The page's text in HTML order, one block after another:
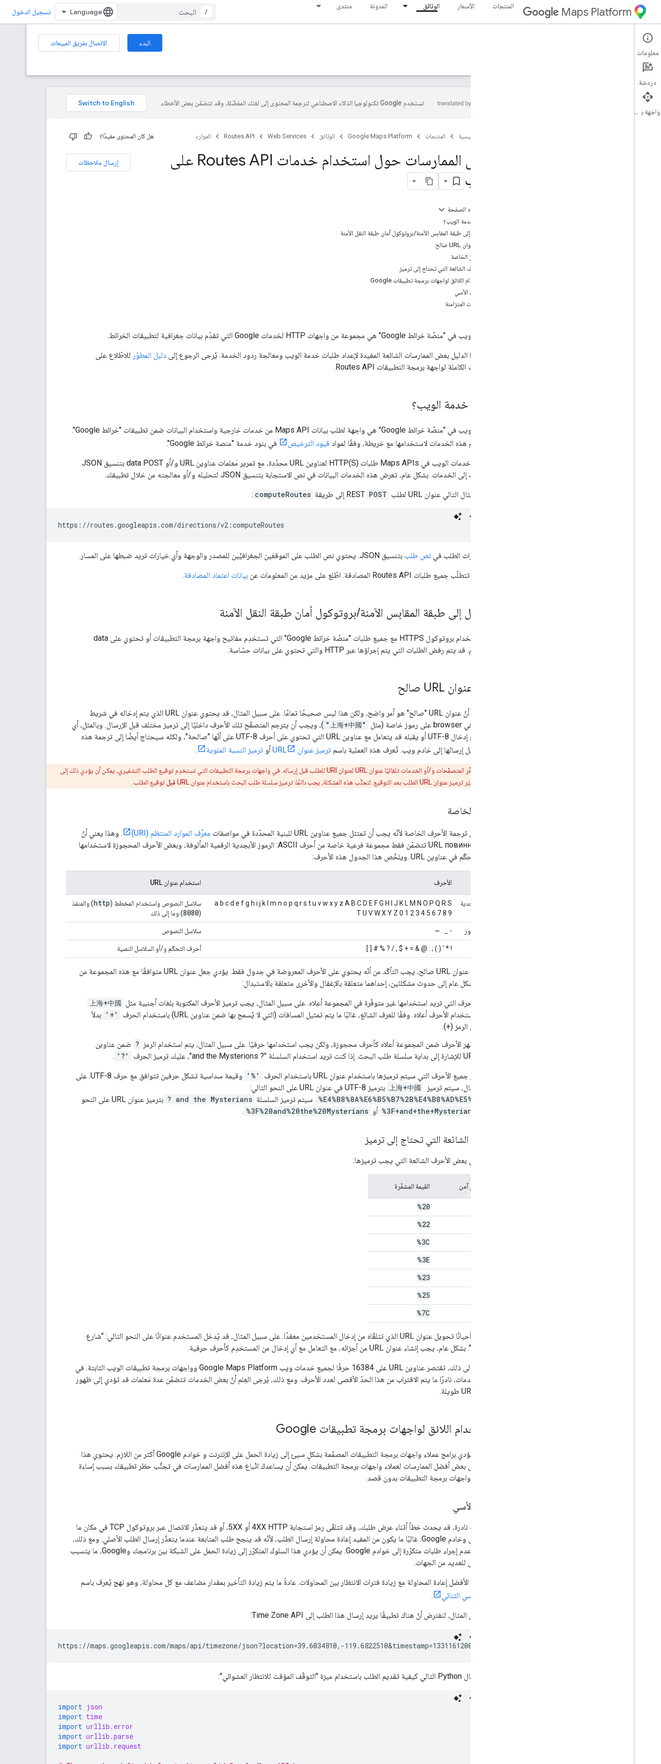
Maps Platform المنتجات الأسعار الوثائق المدونة منتدى
/ تسجيل الدخول
Web Services البدء
الاتصال بفريق المبيعات
الأدلة
تستخدم Google تكنولوجيا الذكاء الاصطناعي لترجمة المحتوى إلى لغتك المفضّلة، وقد تتضمّن بعض الأخطاء.
الصفحة الرئيسية المنتجات Google Maps Platform الوثائق Web Services
Routes API الموارد هل كان المحتوى مفيدًا؟
إرسال ملاحظات
أفضل الممارسات حول استخدام خدمات Routes API على
الويب
على هذه الصفحة
ما هي خدمة الويب؟
الوصول إلى طبقة المقابس الآمنة/بروتوكول أمان طبقة النقل الآمنة
إنشاء عنوان URL صالح
الرموز الخاصة
الأحرف الشائعة التي تحتاج إلى ترميز
الاستخدام اللائق لواجهات برمجة تطبيقات Google
الرقود الأسي
الطلبات المتزامنة
خدمات الويب في "منصّة خرائط Google" هي مجموعة من واجهات HTTP لخدمات Google التي تقدّم بيانات جغرافية لتطبيقات الخرائط.
يصف هذا الدليل بعض الممارسات الشائعة المفيدة لإعداد طلبات خدمة الويب ومعالجة ردود الخدمة. يُرجى الرجوع إلى دليل المطوّر للاطّلاع على
المستندات الكاملة لواجهة برمجة التطبيقات Routes API.
ما هي خدمة الويب؟
خدمات الويب في "منصّة خرائط Google" هي واجهة لطلب بيانات Maps API من خدمات خارجية واستخدام البيانات ضمن تطبيقات "خرائط Google".
تم تصميم هذه الخدمات لاستخدامها مع خريطة، وفقًا لمواد قيود الترخيص في بنود خدمة "منصة خرائط Google".
تستخدم خدمات الويب في Maps APIs طلبات HTTP(S) لعناوين URL محدّدة، مع تمرير مَعلمات عناوين URL و/أو data POST بتنسيق JSON
كوسيطات إلى الخدمات. بشكل عام، تعرض هذه الخدمات البيانات في نص الاستجابة بتنسيق JSON لتحليله و/أو معالجته من خلال تطبيقك.
يوضّح المثال التالي عنوان URL لطلب POST
computeRoutes
:
أدرِج خيارات الطلب في نص طلب بتنسيق JSON. يحتوي نص الطلب على الموقعَين الجغرافيَّين للمصدر والوجهة وأي خيارات تريد ضبطها على المسار.
: تتطلّب جميع طلبات Routes API المصادقة. اطّلِع على مزيد من المعلومات عن بيانات اعتماد المصادقة.
الوصول إلى طبقة المقابس الآمنة/بروتوكول أمان طبقة النقل الآمنة
يجب استخدام بروتوكول HTTPS مع جميع طلبات "منصّة خرائط Google" التي تستخدِم مفاتيح واجهة برمجة التطبيقات أو تحتوي على data
المستخدم. قد يتم رفض الطلبات التي يتم إجراؤها عبر HTTP والتي تحتوي على بيانات حسّاسة.
إنشاء عنوان URL صالح
قد تعتقد أنّ عنوان URL "صالح" هو أمر واضح، ولكن هذا ليس صحيحًا تمامًا. على سبيل المثال، قد يحتوي عنوان URL الذي يتم إدخاله في شريط
العناوين في browser على رموز خاصة (مثل
"上海+中國" )، ويجب أن يترجم المتصفّح تلك الأحرف داخليًا إلى ترميز مختلف قبل الإرسال. وبالمثل، أي
رمز ينشئ إدخال UTF-8 أو يقبله قد يتعامل مع عناوين URL التي تحتوي على أحرف UTF-8 على أنّها "صالحة"، ولكنّه سيحتاج أيضًا إلى ترجمة هذه
الأحرف قبل إرسالها إلى خادم ويب. تُعرف هذه العملية باسم ترميز عنوان URL أو ترميز النسبة المئوية .
: قد تُشفِّر المتصفّحات و/أو الخدمات تلقائيًا عنوان URL لعنوان URI للطلب قبل إرساله. في واجهات برمجة التطبيقات التي تستخدِم توقيع الطلب التشفيري، يمكن أن يؤدي ذلك إلى
إبطال التوقيع، إذا غيّر ترميز عنوان URL الطلب بعد التوقيع. لتجنُّب هذه المشكلة، يجب
دائمًا ترميز سلسلة طلب البحث باستخدام عنوان URL قبل توقيع الطلب.
الرموز الخاصة
نحتاج إلى ترجمة الأحرف الخاصة لأنّه يجب أن تمتثل جميع عناوين URL للبنية المحدّدة في مواصفات معرِّف الموارد المنتظم (URI)
. وهذا يعني أنّ
عناوين URL повинна تتضمّن فقط مجموعة فرعية خاصة من أحرف ASCII: الرموز الأبجدية الرقمية المألوفة، وبعض الأحرف المحجوزة لاستخدامها
كرموز التحكّم في عناوين URL. ويلخّص هذا الجدول هذه الأحرف:
الأحرف استخدام عنوان URL
أحرف أبجدية
a b c d e f g h i j k l m n o p q r s t u v w x y z A B C D E F G H I J K L M N O P Q R S
T U V W X Y Z 0 1 2 3 4 5 6 7 8 9
سلاسل النصوص واستخدام المخطط (http) والمنفذ
(
8080) وما إلى ذلك
غير محجوز - _ . ~ سلاسل النصوص
! * ' ( ) ; : @ & = + $ , / ? % # [ ] أحرف التحكّم و/أو السلاسل النصية
عند إنشاء عنوان URL صالح، يجب التأكّد من أنّه يحتوي على الأحرف المعروضة في جدول فقط. يؤدي جعل عنوان URL متوافقًا مع هذه المجموعة من
الأحرف بشكل عام إلى حدوث مشكلتَين، إحداهما متعلقة بالإغفال والأخرى متعلقة بالاستبدال:
الأحرف التي تريد استخدامها غير متوفّرة في المجموعة أعلاه. على سبيل المثال، يجب ترميز الأحرف المكتوبة بلغات أجنبية مثل 上海+中國
باستخدام الأحرف أعلاه. وفقًا للعرف الشائع، غالبًا ما يتم تمثيل المسافات (التي لا يُسمح بها ضمن عناوين URL) باستخدام الحرف
'+' بدلاً
من الرمز (+).
تظهر الأحرف ضمن المجموعة أعلاه كأحرف محجوزة، ولكن يجب استخدامها حرفيًا. على سبيل المثال، يتم استخدام الرمز ? ضمن عناوين
URL للإشارة إلى بداية سلسلة طلب البحث. إذا كنت تريد استخدام السلسلة "? and the Mysterions"، عليك ترميز الحرف
'?'
.
يتم ترميز جميع الأحرف التي سيتم ترميزها باستخدام عنوان URL باستخدام الحرف '%'
وقيمة سداسية تشكل حرفين تتوافق مع حرف UTF-8. على
سبيل المثال، سيتم ترميز ‎
上海+中國 بترميز UTF-8 في عنوان URL على النحو التالي: ‎
%E4%B8%8A%E6%B5%B7%2B%E4%B8%AD%E5%9C%8B . سيتم ترميز السلسلة ? and the Mysterians
بترميز عنوان URL على النحو
%3F+and+the+Mysterians أو %3F%20and%20the%20Mysterians
.
الأحرف الشائعة التي تحتاج إلى ترميز
في ما يلي بعض الأحرف الشائعة التي يجب ترميزها:
حرف غير آمن القيمة المشفّرة
%20
%22
%3C
%3E
%23
%25
%7C
قد يكون أحيانًا تحويل عنوان URL الذي تتلقّاه من إدخال المستخدمين معقدًا. على سبيل المثال، قد يُدخل المستخدم عنوانًا على النحو التالي: "شارع
بالإضافة إلى ذلك، تقتصر عناوين URL على 16384 حرفًا لجميع خدمات ويب Google Maps Platform وواجهات برمجة تطبيقات الويب الثابتة. في
معظم الخدمات، نادرًا ما يتم الاقتراب من هذا الحدّ الأقصى لعدد الأحرف. ومع ذلك، يُرجى العِلم أنّ بعض الخدمات تتضمّن عدة مَعلمات قد تؤدي إلى ظهور
الاستخدام اللائق لواجهات برمجة تطبيقات Google
يمكن أن تؤدي برامج عملاء واجهات برمجة التطبيقات المصمّمة بشكلٍ سيئ إلى زيادة الحمل على الإنترنت و خوادم Google أكثر من اللازم. يحتوي هذا
القسم على بعض أفضل الممارسات لعملاء واجهات برمجة التطبيقات. يمكن أن يساعدك اتّباع هذه أفضل الممارسات في تجنُّب حظر تطبيقك بسبب إساءة
استخدام واجهات برمجة التطبيقات بدون قصد.
الرقود الأسي
في حالات نادرة، قد يحدث خطأ أثناء عرض طلبك، وقد تتلقّى رمز استجابة HTTP‏ 4XX أو 5XX، أو قد يتعذّر الاتصال عبر بروتوكول TCP في مكان ما
بين العميل وخادم Google. غالبًا ما يكون من المفيد إعادة محاولة إرسال الطلب، لأنّه قد ينجح طلب المتابعة عندما يتعذّر إرسال الطلب الأصلي. ومع ذلك،
من المهم عدم إجراء طلبات متكرّرة إلى خوادم Google. يمكن أن يؤدي هذا السلوك المتكرّر إلى زيادة الحمل على الشبكة بين برنامجك وGoogle، ما يتسبب
في مشاكل للعديد من الجهات.
من الطرق الأفضل إعادة المحاولة مع زيادة فترات الانتظار بين المحاولات. عادةً ما يتم زيادة التأخير بمقدار مضاعف مع كل محاولة، وهو نهج يُعرف باسم
الرقود الأسي الثنائي
.
على سبيل المثال، لنفترض أنّ هناك تطبيقًا يريد إرسال هذا الطلب إلى Time Zone API:
https://maps.googleapis.com/maps/api/timezone/json?location=39.6034810,-119.6822510&timestamp=1331161200&key=
يوضّح مثال Python التالي كيفية تقديم الطلب باستخدام ميزة "التوقّف المؤقت للانتظار العشوائي":
import json
import time
import urllib.error
import urllib.parse
import urllib.request
معلومات
دردشة
واجهة برمجة التطبيقات